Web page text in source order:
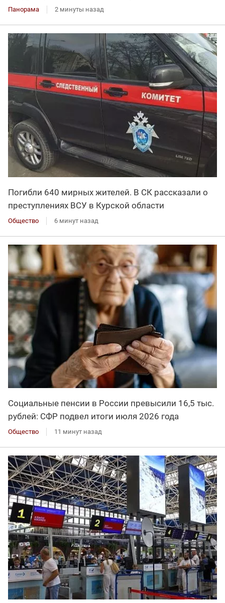
Панорама 2 минуты назад
Погибли 640 мирных жителей. В СК рассказали о
преступлениях ВСУ в Курской области
Общество 6 минут назад
Социальные пенсии в России превысили 16,5 тыс.
рублей: СФР подвел итоги июля 2026 года
Общество 11 минут назад